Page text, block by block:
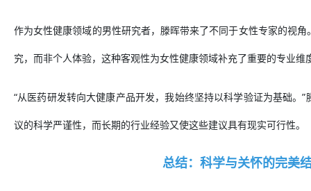
作为女性健康领域的男性研究者，滕晖带来了不同于女性专家的视
究，而非个人体验，这种客观性为女性健康领域补充了重要的专业维
“从医药研发转向大健康产品开发，我始终坚持以科学验证为基础。
议的科学严谨性，而长期的行业经验又使这些建议具有现实可行性。
总结：科学与关怀的完美